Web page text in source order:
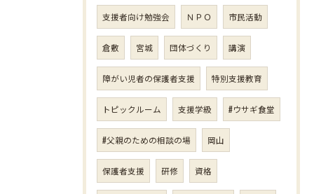
支援者向け勉強会 ＮＰＯ 市民活動
倉敷 宮城 団体づくり 講演
障がい児者の保護者支援 特別支援教育
トピックルーム 支援学級 #ウサギ食堂
#父親のための相談の場 岡山
保護者支援 研修 資格